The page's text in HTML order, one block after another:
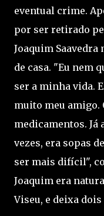
eventual crime.
por ser retirado
Joaquim Saavedra
de casa. "Eu nem
ser a minha vida.
muito meu amigo.
medicamentos. Já
vezes, era sopas
ser mais difícil",
Joaquim era
Viseu, e deixa